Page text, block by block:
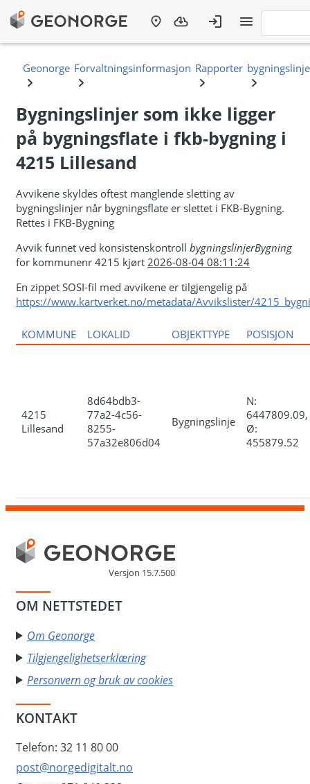
Bygningslinjer som ikke ligger
på bygningsflate i fkb-bygning i
4215 Lillesand
Avvikene skyldes oftest manglende sletting av
bygningslinjer når bygningsflate er slettet i FKB-Bygning.
Rettes i FKB-Bygning
Avvik funnet ved konsistenskontroll bygningslinjerBygning
for kommunenr 4215 kjørt 2026-08-04 08:11:24
En zippet SOSI-fil med avvikene er tilgjengelig på
https://www.kartverket.no/metadata/Avvikslister/
KOMMUNE LOKALID OBJEKTTYPE POSISJON
4215
Lillesand
8d64bdb3-
77a2-4c56-
8255-
57a32e806d04
Bygningslinje
N:
6447809.09,
Ø:
455879.52